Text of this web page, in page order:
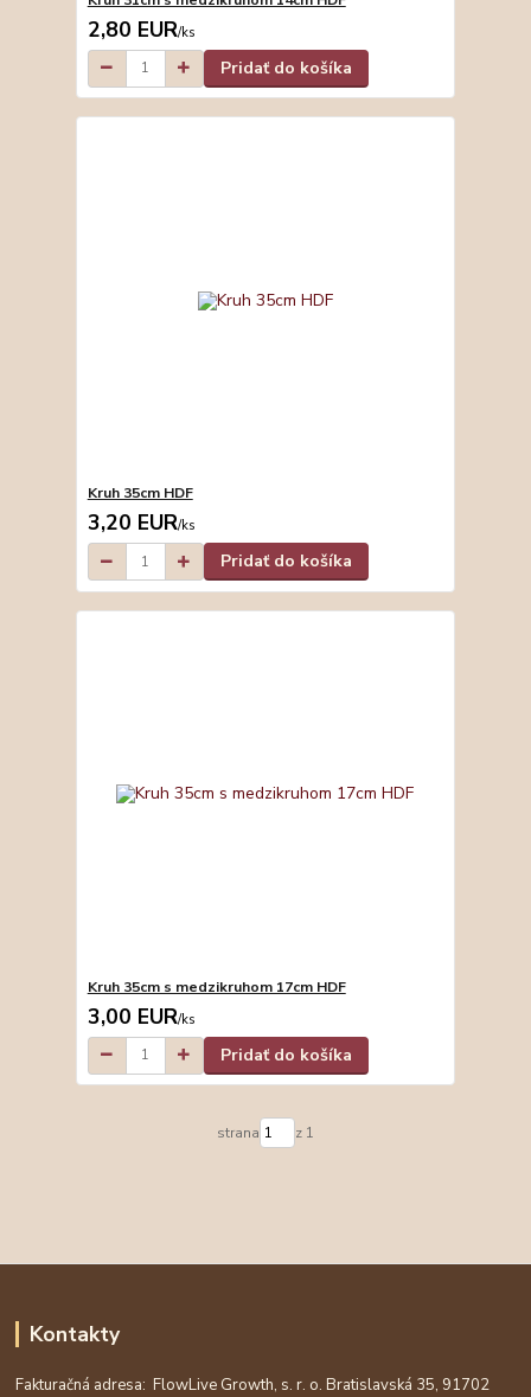
2,80 EUR/ks
Pridať do košíka
Kruh 35cm HDF
3,20 EUR/ks
Pridať do košíka
Kruh 35cm s medzikruhom 17cm HDF
3,00 EUR/ks
Pridať do košíka
strana z 1
Kontakty
Fakturačná adresa: FlowLive Growth, s. r. o. Bratislavská 35, 91702